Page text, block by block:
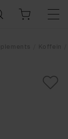
Koffein